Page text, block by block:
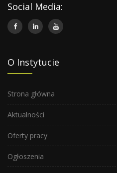
Social Media:
O Instytucie
Strona główna
Aktualności
Oferty pracy
Ogłoszenia